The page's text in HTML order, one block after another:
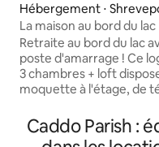
Hébergement ⋅
La maison au bord du lac
Retraite au bord du lac
poste d'amarrage ! Ce
3 chambres + loft
moquette à l'étage, de
dans le salon, d'une
équipée avec des
Caddo Parish :